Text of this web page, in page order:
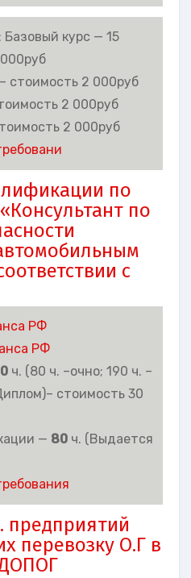
курс — 15
стоимость 2 000руб
2 000руб
2 000руб
по
по
с
РФ
РФ
ч. (80 ч. –очно; 190 ч. –
стоимость 30
— 80 ч. (Выдается
предприятий
перевозку О.Г в
ДОПОГ